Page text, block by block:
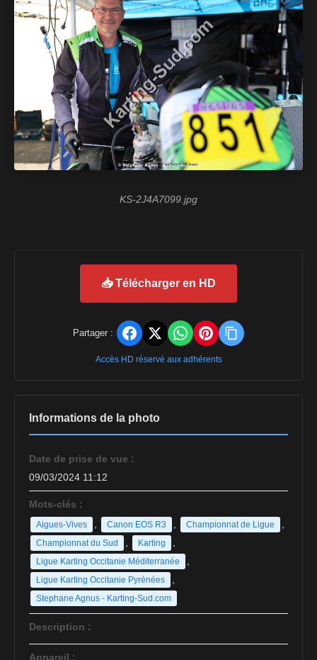
KS-2J4A7099.jpg
📥 Télécharger en HD
Partager :
Accès HD réservé aux adhérents
Informations de la photo
Date de prise de vue :
09/03/2024 11:12
Mots-clés :
Aigues-Vives Canon EOS R3 Championnat de Ligue
Championnat du Sud Karting
Ligue Karting Occitanie Méditerranée
Ligue Karting Occitanie Pyrénées
Stephane Agnus - Karting-Sud.com
Description :
Appareil :